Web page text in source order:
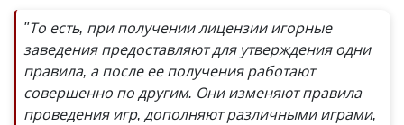
"То есть, при получении лицензии игорные
заведения предоставляют для утверждения одни
правила, а после ее получения работают
совершенно по другим. Они изменяют правила
проведения игр, дополняют различными играми,